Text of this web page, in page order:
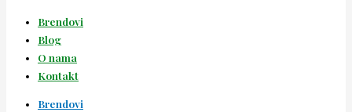
Brendovi
Blog
O nama
Kontakt
Brendovi